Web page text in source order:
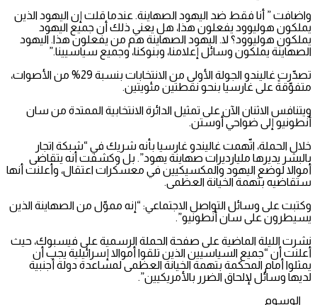
واضافت ” أنا فقط ضد اليهود الصهاينة. عندما قلت إن اليهود الذين
يملكون هوليوود يفعلون هذا، هل يعني ذلك أن جميع اليهود
يملكون هوليوود؟ لا. اليهود الصهاينة هم من يفعلون هذا. اليهود
الصهاينة يملكون وسائل إعلامنا، وبنوكنا، وجميع سياسيينا.”
تصدّرت غاليندو الجولة الأولى من الانتخابات بنسبة 29% من الأصوات،
متفوّقةً على غارسيا بنحو نقطتين مئويتين.
ويتنافس الاثنان الآن على تمثيل الدائرة الانتخابية الممتدة من سان
أنطونيو إلى ضواحي أوستن.
خلال الحملة، اتّهمت غاليندو غارسيا بأنه شريك في “شبكة اتجار
بالبشر يديرها مليارديرات صهاينة يهود”. بل وكشفت أنه يتقاضى
أموالا لوضع اليهود والمكسيكيين في معسكرات اعتقال، وأعلنت أنها
ستقاضيه بتهمة الخيانة العظمى.
وكتبت على وسائل التواصل الاجتماعي: “إنه مموّل من الصهاينة الذين
يسيطرون على سان أنطونيو”.
نشرت الليلة الماضية على صفحة الحملة الرسمية على فيسبوك، حيث
أعلنت أن “جميع السياسيين الذين تلقوا أموالا إسرائيلية يجب أن
يمثلوا أمام المحكمة بتهمة الخيانة العظمى لمساعدة دولة أجنبية
لديها وسائل لإلحاق الضرر بالأمريكيين”.
الوسوم